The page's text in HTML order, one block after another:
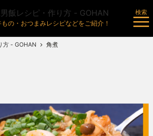
の・おつまみレシピなどをご紹介！
検索
方 - GOHAN 角煮